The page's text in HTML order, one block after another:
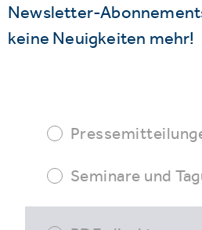
Newsletter-
keine Neuigkeiten mehr!
Seminare und